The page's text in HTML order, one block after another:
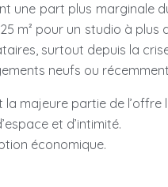
part plus marginale
pour un studio à plus
surtout depuis la
neufs ou
majeure partie de l’offre
et d’intimité.
économique.